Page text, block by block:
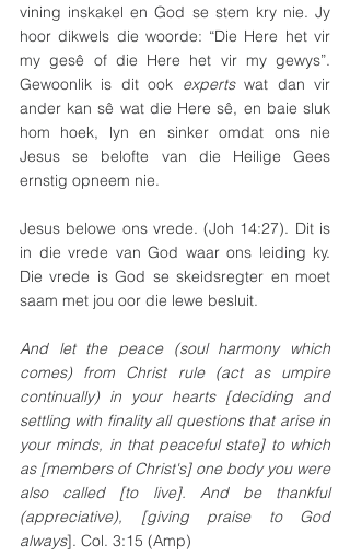
vining inskakel en God se stem kry nie. Jy
hoor dikwels die woorde: “Die Here het vir
my gesê of die Here het vir my gewys”.
Gewoonlik is dit ook experts wat dan vir
ander kan sê wat die Here sê, en baie sluk
hom hoek, lyn en sinker omdat ons nie
Jesus se belofte van die Heilige Gees
ernstig opneem nie.
Jesus belowe ons vrede. (Joh 14:27). Dit is
in die vrede van God waar ons leiding ky.
Die vrede is God se skeidsregter en moet
saam met jou oor die lewe besluit.
And let the peace (soul harmony which
comes) from Christ rule (act as umpire
continually) in your hearts [deciding and
settling with finality all questions that arise in
your minds, in that peaceful state] to which
as [members of Christ's] one body you were
also called [to live]. And be thankful
(appreciative), [giving praise to God
always]. Col. 3:15 (Amp)